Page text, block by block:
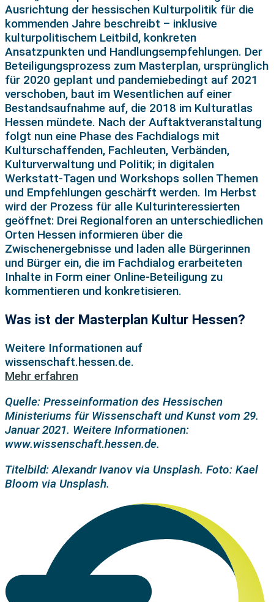
Ausrichtung der hessischen Kulturpolitik für die
kommenden Jahre beschreibt – inklusive
kulturpolitischem Leitbild, konkreten
Ansatzpunkten und Handlungsempfehlungen. Der
Beteiligungsprozess zum Masterplan, ursprünglich
für 2020 geplant und pandemiebedingt auf 2021
verschoben, baut im Wesentlichen auf einer
Bestandsaufnahme auf, die 2018 im Kulturatlas
Hessen mündete. Nach der Auftaktveranstaltung
folgt nun eine Phase des Fachdialogs mit
Kulturschaffenden, Fachleuten, Verbänden,
Kulturverwaltung und Politik; in digitalen
Werkstatt-Tagen und Workshops sollen Themen
und Empfehlungen geschärft werden. Im Herbst
wird der Prozess für alle Kulturinteressierten
geöffnet: Drei Regionalforen an unterschiedlichen
Orten Hessen informieren über die
Zwischenergebnisse und laden alle Bürgerinnen
und Bürger ein, die im Fachdialog erarbeiteten
Inhalte in Form einer Online-Beteiligung zu
kommentieren und konkretisieren.
Was ist der Masterplan Kultur Hessen?
Weitere Informationen auf
wissenschaft.hessen.de.
Mehr erfahren
Quelle: Presseinformation des Hessischen
Ministeriums für Wissenschaft und Kunst vom 29.
Januar 2021. Weitere Informationen:
www.wissenschaft.hessen.de.
Titelbild: Alexandr Ivanov via Unsplash. Foto: Kael
Bloom via Unsplash.